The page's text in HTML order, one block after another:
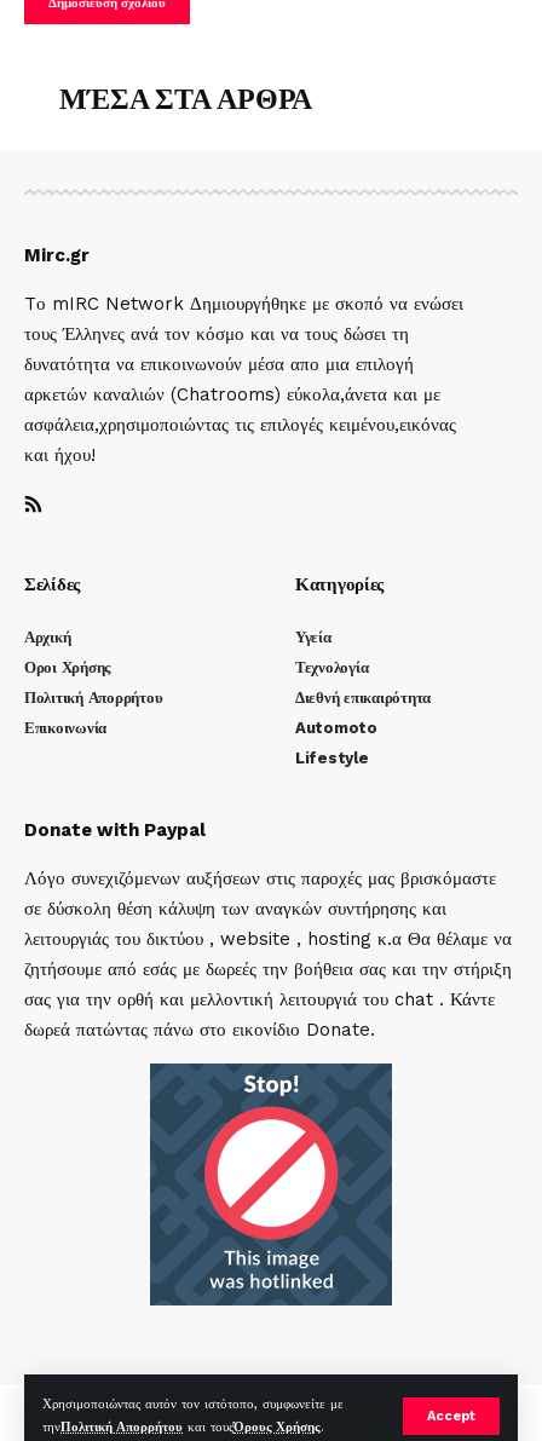
Χρησιμοποιώντας αυτόν τον ιστότοπο, συμφωνείτε με
τηνΠολιτική Απορρήτου και τουςΌρους Χρήσης.
Accept
ΜΈΣΑ ΣΤΑ ΑΡΘΡΑ
Mirc.gr
Tο mIRC Network Δημιουργήθηκε με σκοπό να ενώσει
τους Έλληνες ανά τον κόσμο και να τους δώσει τη
δυνατότητα να επικοινωνούν μέσα απο μια επιλογή
αρκετών καναλιών (Chatrooms) εύκολα,άνετα και με
ασφάλεια,χρησιμοποιώντας τις επιλογές κειμένου,εικόνας
και ήχου!
Σελίδες
Αρχική
Οροι Χρήσης
Πολιτική Απορρήτου
Επικοινωνία
Κατηγορίες
Υγεία
Τεχνολογία
Διεθνή επικαιρότητα
Automoto
Lifestyle
Donate with Paypal
Λόγο συνεχιζόμενων αυξήσεων στις παροχές μας βρισκόμαστε
σε δύσκολη θέση κάλυψη των αναγκών συντήρησης και
λειτουργιάς του δικτύου , website , hosting κ.α Θα θέλαμε να
ζητήσουμε από εσάς με δωρεές την βοήθεια σας και την στήριξη
σας για την ορθή και μελλοντική λειτουργιά του chat . Κάντε
δωρεά πατώντας πάνω στο εικονίδιο Donate.
mirc.gr 2023 Copyright %year%, All Rights Reserved |bySp